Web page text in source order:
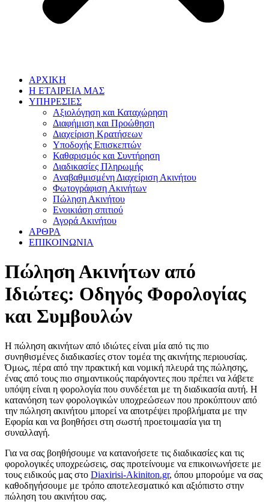
ΑΡΧΙΚΗ
Η ΕΤΑΙΡΕΙΑ ΜΑΣ
ΥΠΗΡΕΣΙΕΣ
Αξιολόγηση και Καταχώρηση
Διαφήμιση και Προώθηση
Διαχείριση Κρατήσεων
Υποδοχής Επισκεπτών
Καθαρισμός και Συντήρηση
Διαδικασίες Πληρωμής
Αναβαθμισμένη Διαχείριση Ακινήτου
Φωτογράφιση Ακινήτων
Πώληση Ακινήτου
Ενοικιάση σπιτιού
Αγορά Ακινήτου
ΑΡΘΡΑ
ΕΠΙΚΟΙΝΩΝΙΑ
Πώληση Ακινήτων από
Ιδιώτες: Οδηγός Φορολογίας
και Συμβουλών
Η πώληση ακινήτων από ιδιώτες είναι μία από τις πιο
συνηθισμένες διαδικασίες στον τομέα της ακινήτης περιουσίας.
Όμως, πέρα από την πρακτική και νομική πλευρά της πώλησης,
ένας από τους πιο σημαντικούς παράγοντες που πρέπει να λάβετε
υπόψη είναι η φορολογία που συνδέεται με τη διαδικασία αυτή. Η
κατανόηση των φορολογικών υποχρεώσεων που προκύπτουν από
την πώληση ακινήτου μπορεί να αποτρέψει προβλήματα με την
Εφορία και να βοηθήσει στη σωστή προετοιμασία για τη
συναλλαγή.
Για να σας βοηθήσουμε να κατανοήσετε τις διαδικασίες και τις
φορολογικές υποχρεώσεις, σας προτείνουμε να επικοινωνήσετε με
τους ειδικούς μας στο Diaxirisi-Akiniton.gr, όπου μπορούμε να σας
καθοδηγήσουμε με τρόπο αποτελεσματικό και αξιόπιστο στην
πώληση του ακινήτου σας.